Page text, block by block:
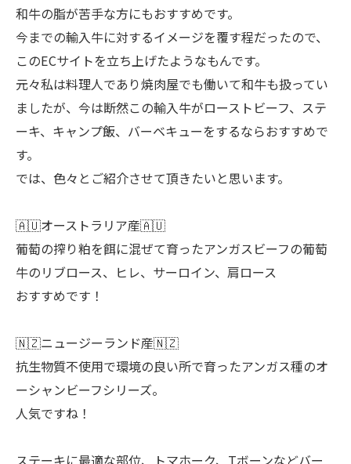
和牛の脂が苦手な方にもおすすめです。
今までの輸入牛に対するイメージを覆す程だったので、
このECサイトを立ち上げたようなもんです。
元々私は料理人であり焼肉屋でも働いて和牛も扱ってい
ましたが、今は断然この輸入牛がローストビーフ、ステ
ーキ、キャンプ飯、バーベキューをするならおすすめで
す。
では、色々とご紹介させて頂きたいと思います。
🇦🇺オーストラリア産🇦🇺
葡萄の搾り粕を餌に混ぜて育ったアンガスビーフの葡萄
牛のリブロース、ヒレ、サーロイン、肩ロース
おすすめです！
🇳🇿ニュージーランド産🇳🇿
抗生物質不使用で環境の良い所で育ったアンガス種のオ
ーシャンビーフシリーズ。
人気ですね！
ステーキに最適な部位、トマホーク、Tボーンなどバー